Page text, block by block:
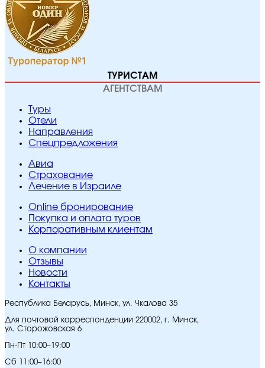
ТУРИСТАМ
АГЕНТСТВАМ
Туры
Отели
Направления
Спецпредложения
Авиа
Страхование
Лечение в Израиле
Online бронирование
Покупка и оплата туров
Корпоративным клиентам
O компании
Отзывы
Новости
Контакты
Республика Беларусь, Минск, ул. Чкалова 35
Для почтовой корреспонденции 220002, г. Минск,
ул. Сторожовская 6
Пн-Пт 10:00–19:00
Сб 11:00–16:00